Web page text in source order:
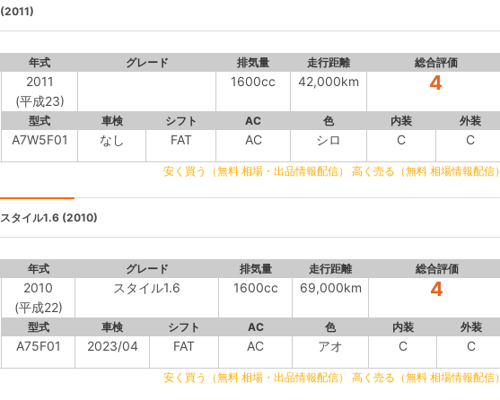
(2011)
年式 グレード 排気量 走行距離 総合評価
2011
(平成23)
1600cc 42,000km 4
型式 車検 シフト AC 色 内装 外装
A7W5F01 なし FAT AC シロ C C
安く買う（無料 相場・出品情報配信） 高く売る（無料 相場情報配信）
スタイル1.6 (2010)
年式 グレード 排気量 走行距離 総合評価
2010
(平成22)
スタイル1.6 1600cc 69,000km 4
型式 車検 シフト AC 色 内装 外装
A75F01 2023/04 FAT AC アオ C C
安く買う（無料 相場・出品情報配信） 高く売る（無料 相場情報配信）